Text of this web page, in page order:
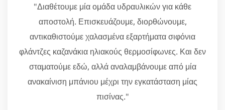
"Διαθέτουμε μία ομάδα υδραυλικών για κάθε
αποστολή. Επισκευάζουμε, διορθώνουμε,
αντικαθιστούμε χαλασμένα εξαρτήματα σιφόνια
φλάντζες καζανάκια ηλιακούς θερμοσίφωνες. Και δεν
σταματούμε εδώ, αλλά αναλαμβάνουμε από μία
ανακαίνιση μπάνιου μέχρι την εγκατάσταση μίας
πισίνας."